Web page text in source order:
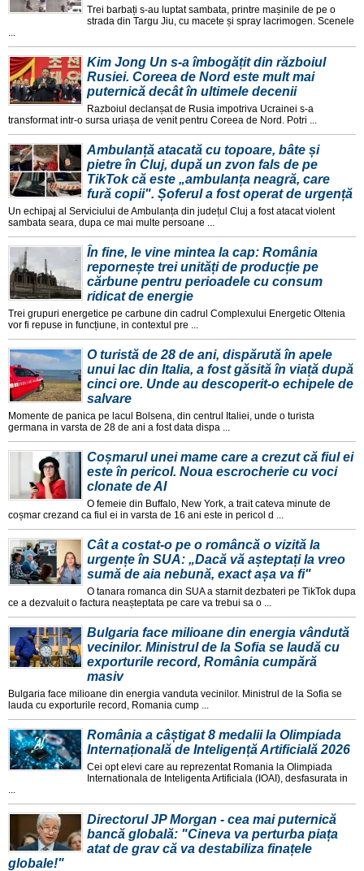
Trei barbați s-au luptat sambata, printre mașinile de pe o
strada din Targu Jiu, cu macete și spray lacrimogen. Scenele
Kim Jong Un s-a îmbogățit din războiul
Rusiei. Coreea de Nord este mult mai
puternică decât în ultimele decenii
Razboiul declanșat de Rusia impotriva Ucrainei s-a
transformat intr-o sursa uriașa de venit pentru Coreea de Nord. Potri ...
Ambulanță atacată cu topoare, bâte și
pietre în Cluj, după un zvon fals de pe
TikTok că este „ambulanța neagră, care
fură copii". Șoferul a fost operat de urgență
Un echipaj al Serviciului de Ambulanța din județul Cluj a fost atacat violent
sambata seara, dupa ce mai multe persoane ...
În fine, le vine mintea la cap: România
repornește trei unități de producție pe
cărbune pentru perioadele cu consum
ridicat de energie
Trei grupuri energetice pe carbune din cadrul Complexului Energetic Oltenia
vor fi repuse in funcțiune, in contextul pre ...
O turistă de 28 de ani, dispărută în apele
unui lac din Italia, a fost găsită în viață după
cinci ore. Unde au descoperit-o echipele de
salvare
Momente de panica pe lacul Bolsena, din centrul Italiei, unde o turista
germana in varsta de 28 de ani a fost data dispa ...
Coșmarul unei mame care a crezut că fiul ei
este în pericol. Noua escrocherie cu voci
clonate de AI
O femeie din Buffalo, New York, a trait cateva minute de
coșmar crezand ca fiul ei in varsta de 16 ani este in pericol d ...
Cât a costat-o pe o româncă o vizită la
urgențe în SUA: „Dacă vă așteptați la vreo
sumă de aia nebună, exact așa va fi"
O tanara romanca din SUA a starnit dezbateri pe TikTok dupa
ce a dezvaluit o factura neașteptata pe care va trebui sa o ...
Bulgaria face milioane din energia vândută
vecinilor. Ministrul de la Sofia se laudă cu
exporturile record, România cumpără
masiv
Bulgaria face milioane din energia vanduta vecinilor. Ministrul de la Sofia se
lauda cu exporturile record, Romania cump ...
România a câștigat 8 medalii la Olimpiada
Internațională de Inteligență Artificială 2026
Cei opt elevi care au reprezentat Romania la Olimpiada
Internationala de Inteligenta Artificiala (IOAI), desfasurata in
Directorul JP Morgan - cea mai puternică
bancă globală: "Cineva va perturba piața
atat de grav că va destabiliza finațele
globale!"